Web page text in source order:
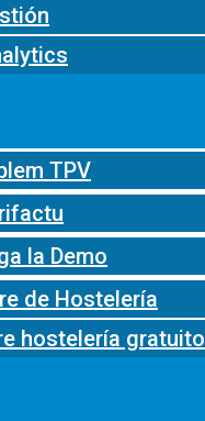
TPV
la Demo
de Hostelería
hostelería gratuito